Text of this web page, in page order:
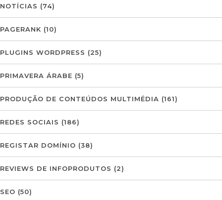
NOTÍCIAS (74)
PAGERANK (10)
PLUGINS WORDPRESS (25)
PRIMAVERA ÁRABE (5)
PRODUÇÃO DE CONTEÚDOS MULTIMÉDIA (161)
REDES SOCIAIS (186)
REGISTAR DOMÍNIO (38)
REVIEWS DE INFOPRODUTOS (2)
SEO (50)